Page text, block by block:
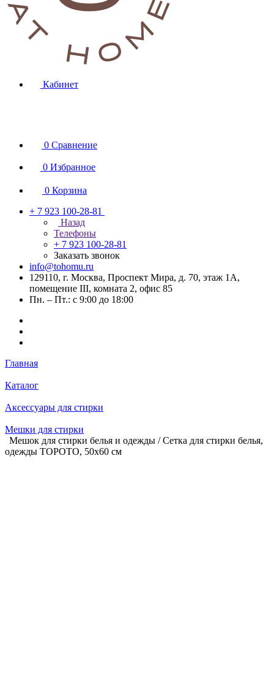
Кабинет
0 Сравнение
0 Избранное
0 Корзина
+ 7 923 100-28-81
Назад
Телефоны
+ 7 923 100-28-81
Заказать звонок
info@tohomu.ru
129110, г. Москва, Проспект Мира, д. 70, этаж 1А,
помещение III, комната 2, офис 85
Пн. – Пт.: с 9:00 до 18:00
Главная
Каталог
Аксессуары для стирки
Мешки для стирки
Мешок для стирки белья и одежды / Сетка для стирки белья,
одежды TOPOTO, 50х60 см